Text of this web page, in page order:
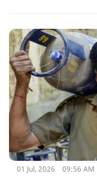
01 Jul, 2026 09:56 AM